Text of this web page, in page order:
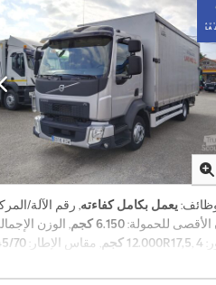
يعمل بكامل كفاءته
الأقصى للحمولة:6.150 كجم
, الوزن
12.000 كجم
, مقاس الإطار: 245/70R17,5